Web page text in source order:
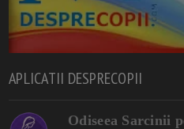
APLICATII DESPRECOPII
Odiseea Sarcinii